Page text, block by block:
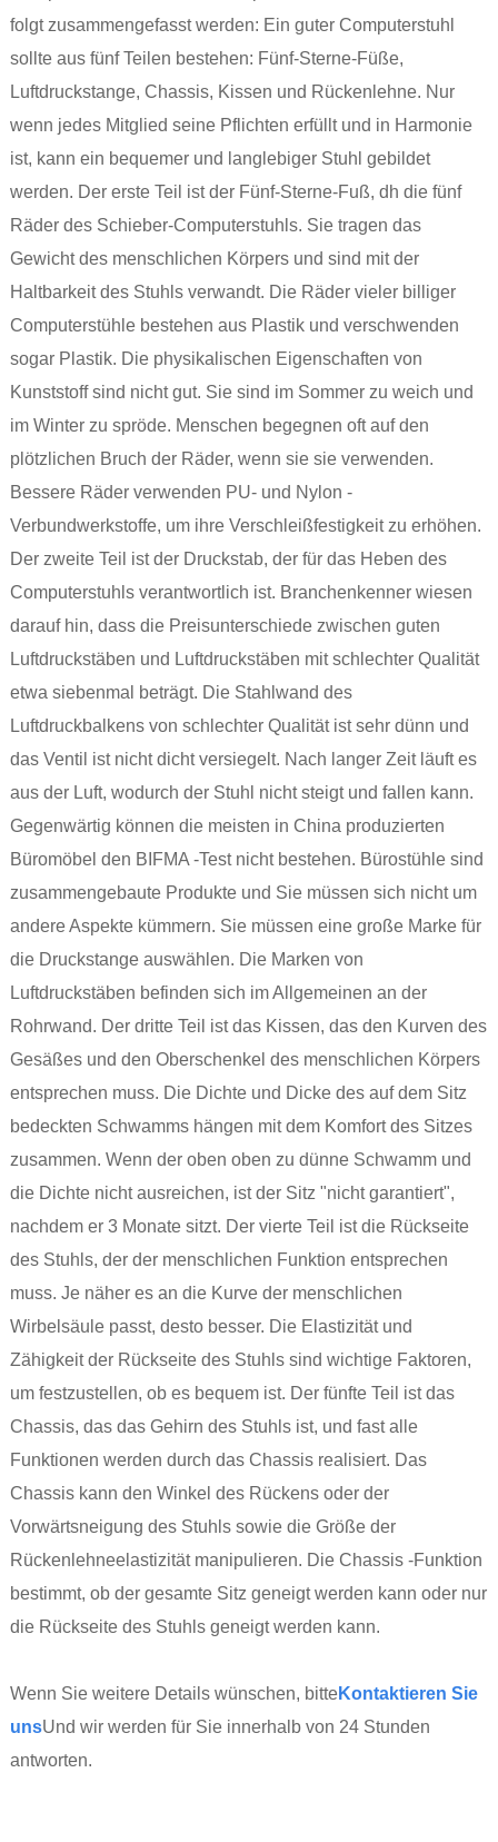
folgt zusammengefasst werden: Ein guter Computerstuhl
sollte aus fünf Teilen bestehen: Fünf-Sterne-Füße,
Luftdruckstange, Chassis, Kissen und Rückenlehne. Nur
wenn jedes Mitglied seine Pflichten erfüllt und in Harmonie
ist, kann ein bequemer und langlebiger Stuhl gebildet
werden. Der erste Teil ist der Fünf-Sterne-Fuß, dh die fünf
Räder des Schieber-Computerstuhls. Sie tragen das
Gewicht des menschlichen Körpers und sind mit der
Haltbarkeit des Stuhls verwandt. Die Räder vieler billiger
Computerstühle bestehen aus Plastik und verschwenden
sogar Plastik. Die physikalischen Eigenschaften von
Kunststoff sind nicht gut. Sie sind im Sommer zu weich und
im Winter zu spröde. Menschen begegnen oft auf den
plötzlichen Bruch der Räder, wenn sie sie verwenden.
Bessere Räder verwenden PU- und Nylon -
Verbundwerkstoffe, um ihre Verschleißfestigkeit zu erhöhen.
Der zweite Teil ist der Druckstab, der für das Heben des
Computerstuhls verantwortlich ist. Branchenkenner wiesen
darauf hin, dass die Preisunterschiede zwischen guten
Luftdruckstäben und Luftdruckstäben mit schlechter Qualität
etwa siebenmal beträgt. Die Stahlwand des
Luftdruckbalkens von schlechter Qualität ist sehr dünn und
das Ventil ist nicht dicht versiegelt. Nach langer Zeit läuft es
aus der Luft, wodurch der Stuhl nicht steigt und fallen kann.
Gegenwärtig können die meisten in China produzierten
Büromöbel den BIFMA -Test nicht bestehen. Bürostühle sind
zusammengebaute Produkte und Sie müssen sich nicht um
andere Aspekte kümmern. Sie müssen eine große Marke für
die Druckstange auswählen. Die Marken von
Luftdruckstäben befinden sich im Allgemeinen an der
Rohrwand. Der dritte Teil ist das Kissen, das den Kurven des
Gesäßes und den Oberschenkel des menschlichen Körpers
entsprechen muss. Die Dichte und Dicke des auf dem Sitz
bedeckten Schwamms hängen mit dem Komfort des Sitzes
zusammen. Wenn der oben oben zu dünne Schwamm und
die Dichte nicht ausreichen, ist der Sitz "nicht garantiert",
nachdem er 3 Monate sitzt. Der vierte Teil ist die Rückseite
des Stuhls, der der menschlichen Funktion entsprechen
muss. Je näher es an die Kurve der menschlichen
Wirbelsäule passt, desto besser. Die Elastizität und
Zähigkeit der Rückseite des Stuhls sind wichtige Faktoren,
um festzustellen, ob es bequem ist. Der fünfte Teil ist das
Chassis, das das Gehirn des Stuhls ist, und fast alle
Funktionen werden durch das Chassis realisiert. Das
Chassis kann den Winkel des Rückens oder der
Vorwärtsneigung des Stuhls sowie die Größe der
Rückenlehneelastizität manipulieren. Die Chassis -Funktion
bestimmt, ob der gesamte Sitz geneigt werden kann oder nur
die Rückseite des Stuhls geneigt werden kann.
Wenn Sie weitere Details wünschen, bitteKontaktieren Sie
unsUnd wir werden für Sie innerhalb von 24 Stunden
antworten.